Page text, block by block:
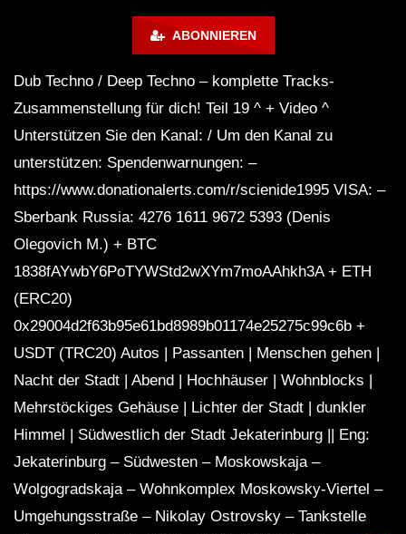
ABONNIEREN
Dub Techno / Deep Techno – komplette Tracks-
Zusammenstellung für dich! Teil 19 ^ + Video ^
Unterstützen Sie den Kanal: / Um den Kanal zu
unterstützen: Spendenwarnungen: –
https://www.donationalerts.com/r/scienide1995 VISA: –
Sberbank Russia: 4276 1611 9672 5393 (Denis
Olegovich M.) + BTC
1838fAYwbY6PoTYWStd2wXYm7moAAhkh3A + ETH
(ERC20)
0x29004d2f63b95e61bd8989b01174e25275c99c6b +
USDT (TRC20) Autos | Passanten | Menschen gehen |
Nacht der Stadt | Abend | Hochhäuser | Wohnblocks |
Mehrstöckiges Gehäuse | Lichter der Stadt | dunkler
Himmel | Südwestlich der Stadt Jekaterinburg || Eng:
Jekaterinburg – Südwesten – Moskowskaja –
Wolgogradskaja – Wohnkomplex Moskowsky-Viertel –
Umgehungsstraße – Nikolay Ostrovsky – Tankstelle